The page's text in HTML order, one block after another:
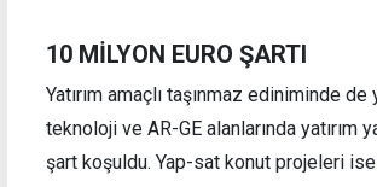
10 MİLYON EURO ŞARTI
Yatırım amaçlı taşınmaz ediniminde
teknoloji ve AR-GE alanlarında yatırım
şart koşuldu. Yap-sat konut projeleri ise